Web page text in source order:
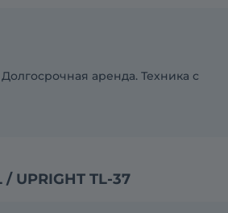
аренда. Техника с
UPRIGHT TL-37